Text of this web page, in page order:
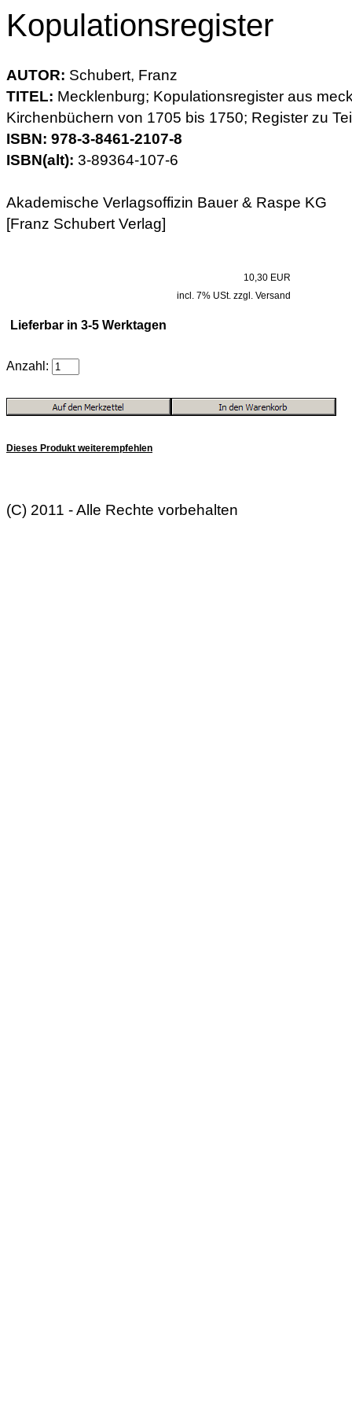
Kopulationsregister
AUTOR: Schubert, Franz
TITEL: Mecklenburg; Kopulationsregister aus
Kirchenbüchern von 1705 bis 1750; Register zu
ISBN: 978-3-8461-2107-8
ISBN(alt): 3-89364-107-6
Akademische Verlagsoffizin Bauer & Raspe KG
[Franz Schubert Verlag]
10,30 EUR
incl. 7% USt. zzgl. Versand
Lieferbar in 3-5 Werktagen
Anzahl:
Dieses Produkt weiterempfehlen
(C) 2011 - Alle Rechte vorbehalten